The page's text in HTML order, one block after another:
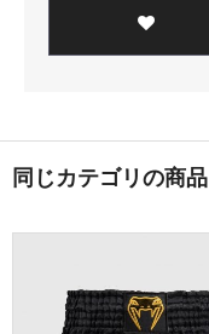
同じカテゴリの商品